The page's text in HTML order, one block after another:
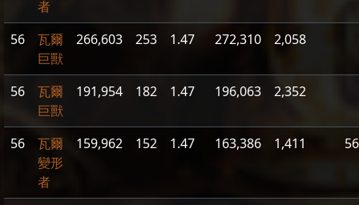
者
56
瓦爾
巨獸
266,603 253 1.47 272,310 2,058
56
瓦爾
巨獸
191,954 182 1.47 196,063 2,352
56
瓦爾
變形
者
159,962 152 1.47 163,386 1,411